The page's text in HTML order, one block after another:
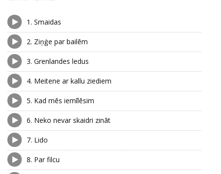
1. Smaidas
2. Ziņģe par bailēm
3. Grenlandes ledus
4. Meitene ar kallu ziediem
5. Kad mēs iemīlēsim
6. Neko nevar skaidri zināt
7. Lido
8. Par filcu